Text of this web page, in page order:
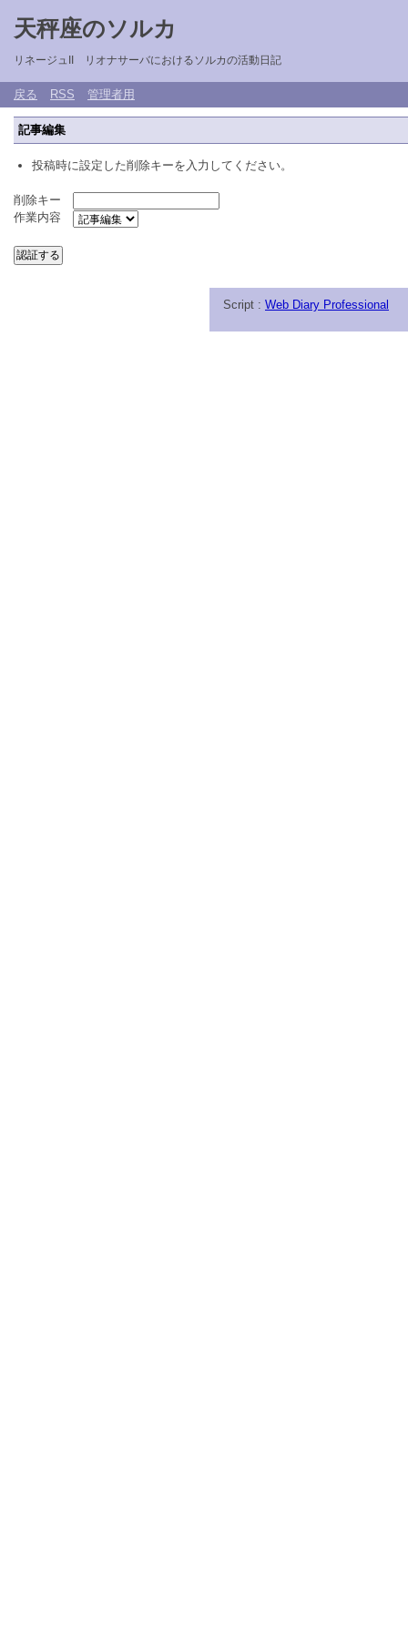
天秤座のソルカ
リネージュII リオナサーバにおけるソルカの活動日記
戻る RSS 管理者用
記事編集
投稿時に設定した削除キーを入力してください。
削除キー
作業内容
Script : Web Diary Professional